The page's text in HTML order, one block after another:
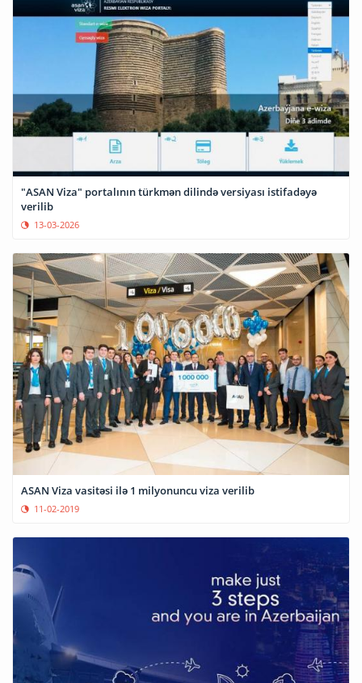
"ASAN Viza" portalının türkmən dilində versiyası istifadəyə
verilib
13-03-2026
ASAN Viza vasitəsi ilə 1 milyonuncu viza verilib
11-02-2019